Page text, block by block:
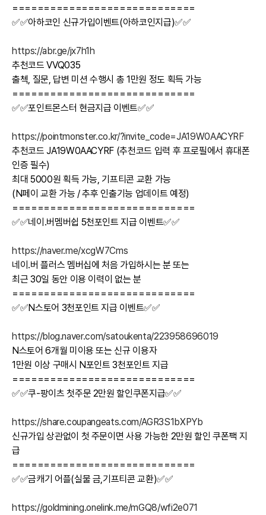
=============================
✅✅아하코인 신규가입이벤트(아하코인지급)✅✅
https://abr.ge/jx7h1h
추천코드 VVQ035
출첵, 질문, 답변 미션 수행시 총 1만원 정도 획득 가능
=============================
✅✅포인트몬스터 현금지급 이벤트✅✅
https://pointmonster.co.kr/?invite_code=JA19W0AACYRF
추천코드 JA19W0AACYRF (추천코드 입력 후 프로필에서 휴대폰
인증 필수)
최대 5000원 획득 가능, 기프티콘 교환 가능
(N페이 교환 가능 / 추후 인출기능 업데이트 예정)
=============================
✅✅네이.버멤버쉽 5천포인트 지급 이벤트✅✅
https://naver.me/xcgW7Cms
네이.버 플러스 멤버십에 처음 가입하시는 분 또는
최근 30일 동안 이용 이력이 없는 분
=============================
✅✅N스토어 3천포인트 지급 이벤트✅✅
https://blog.naver.com/satoukenta/223958696019
N스토어 6개월 미이용 또는 신규 이용자
1만원 이상 구매시 N포인트 3천포인트 지급
=============================
✅✅쿠-팡이츠 첫주문 2만원 할인쿠폰지급✅✅
https://share.coupangeats.com/AGR3S1bXPYb
신규가입 상관없이 첫 주문이면 사용 가능한 2만원 할인 쿠폰팩 지
급
=============================
✅✅금캐기 어플(실물 금,기프티콘 교환)✅✅
https://goldmining.onelink.me/mGQ8/wfi2e071